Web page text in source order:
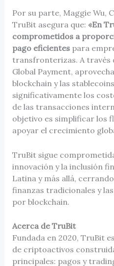
Por su parte, Maggie Wu,
TruBit asegura que: «En
comprometidos a
pago eficientes para
transfronterizas. A través
Global Payment,
blockchain y las
significativamente los
de las transacciones
objetivo es simplificar los
apoyar el crecimiento
TruBit sigue
innovación y la inclusión
Latina y más allá,
finanzas tradicionales y
por blockchain.
Acerca de TruBit
Fundada en 2020, TruBit
de criptoactivos
principales: pagos y